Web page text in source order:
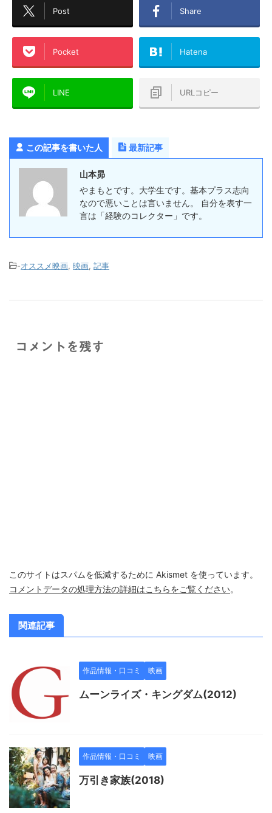
Post Share
Pocket Hatena
LINE URLコピー
この記事を書いた人 最新記事
山本昴
やまもとです。大学生です。基本プラス志向
なので悪いことは言いません。 自分を表す一
言は「経験のコレクター」です。
-オススメ映画 映画 記事
コメントを残す
このサイトはスパムを低減するために Akismet を使っています。
コメントデータの処理方法の詳細はこちらをご覧ください。
関連記事
作品情報・口コミ 映画
ムーンライズ・キングダム(2012)
作品情報・口コミ 映画
万引き家族(2018)